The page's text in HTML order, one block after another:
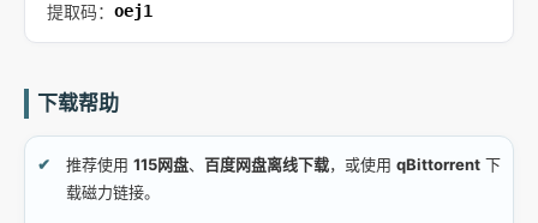
提取码： oej1
下载帮助
推荐使用 115网盘、 百度网盘离线下载，或使用 qBittorrent 下
载磁力链接。